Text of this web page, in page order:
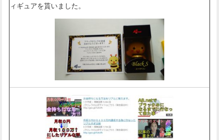
ィギュアを貰いました。